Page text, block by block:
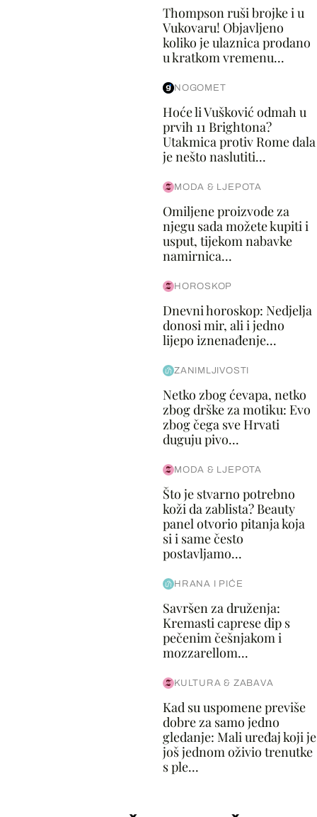
Thompson ruši brojke i u
Vukovaru! Objavljeno
koliko je ulaznica prodano
u kratkom vremenu...
NOGOMET
Hoće li Vušković odmah u
prvih 11 Brightona?
Utakmica protiv Rome dala
je nešto naslutiti...
MODA & LJEPOTA
Omiljene proizvode za
njegu sada možete kupiti i
usput, tijekom nabavke
namirnica...
HOROSKOP
Dnevni horoskop: Nedjelja
donosi mir, ali i jedno
lijepo iznenađenje...
ZANIMLJIVOSTI
Netko zbog ćevapa, netko
zbog drške za motiku: Evo
zbog čega sve Hrvati
duguju pivo...
MODA & LJEPOTA
Što je stvarno potrebno
koži da zablista? Beauty
panel otvorio pitanja koja
si i same često
postavljamo...
HRANA I PIĆE
Savršen za druženja:
Kremasti caprese dip s
pečenim češnjakom i
mozzarellom...
KULTURA & ZABAVA
Kad su uspomene previše
dobre za samo jedno
gledanje: Mali uređaj koji je
još jednom oživio trenutke
s ple...